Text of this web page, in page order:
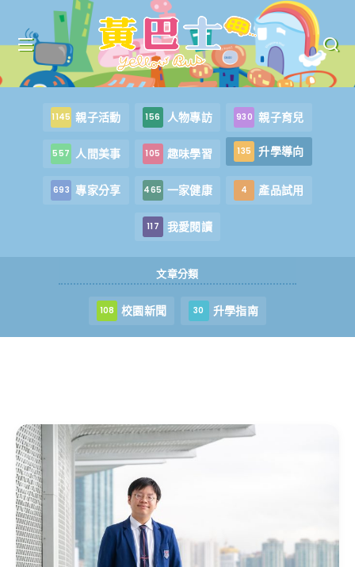
1145 親子活動 156 人物專訪 930 親子育兒
557 人間美事 105 趣味學習 135 升學導向
693 專家分享 465 一家健康 4 產品試用
117 我愛閱讀
文章分類
108 校園新聞 30 升學指南